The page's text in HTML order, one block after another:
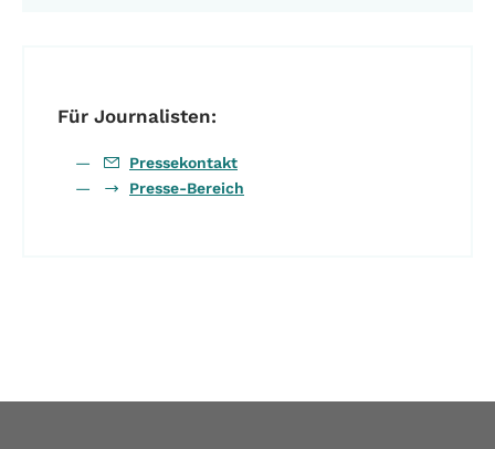
Für Journalisten:
Pressekontakt
Presse-Bereich